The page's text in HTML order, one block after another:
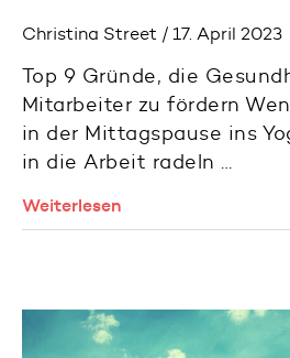
Christina Street / 17. April 2023
Top 9 Gründe, die
Mitarbeiter zu fördern
in der Mittagspause ins
in die Arbeit radeln …
Weiterlesen